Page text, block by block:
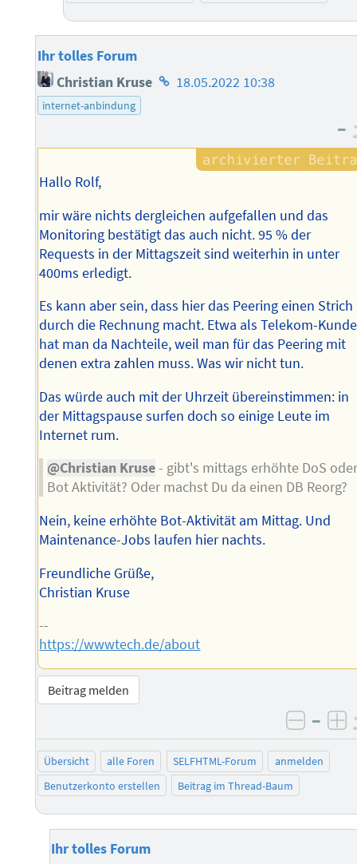
Ihr tolles Forum
Christian Kruse Homepage
18.05.2022 10:38
internet-anbindung
–
Hallo Rolf,
mir wäre nichts dergleichen aufgefallen und das
Monitoring bestätigt das auch nicht. 95 % der
Requests in der Mittagszeit sind weiterhin in unter
400ms erledigt.
Es kann aber sein, dass hier das Peering einen Strich
durch die Rechnung macht. Etwa als Telekom-Kunde
hat man da Nachteile, weil man für das Peering mit
denen extra zahlen muss. Was wir nicht tun.
Das würde auch mit der Uhrzeit übereinstimmen: in
der Mittagspause surfen doch so einige Leute im
Internet rum.
@Christian Kruse- gibt's mittags erhöhte DoS
Bot Aktivität? Oder machst Du da einen DB Reorg?
Nein, keine erhöhte Bot-Aktivität am Mittag. Und
Maintenance-Jobs laufen hier nachts.
Freundliche Grüße,
Christian Kruse
--
https://wwwtech.de/about
Beitrag melden
–
Übersicht alle Foren SELFHTML-Forum
anmelden
Benutzerkonto erstellen
Beitrag im Thread-Baum
Ihr tolles Forum